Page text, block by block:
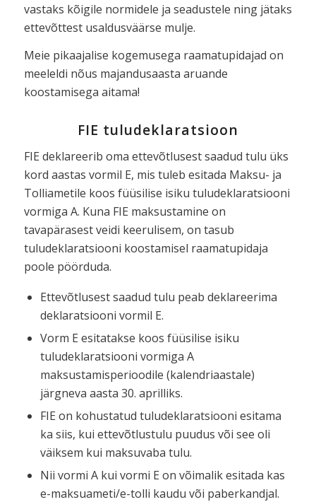
vastaks kõigile normidele ja seadustele ning jätaks
ettevõttest usaldusväärse mulje.
Meie pikaajalise kogemusega raamatupidajad on
meeleldi nõus majandusaasta aruande
koostamisega aitama!
FIE tuludeklaratsioon
FIE deklareerib oma ettevõtlusest saadud tulu üks
kord aastas vormil E, mis tuleb esitada Maksu- ja
Tolliametile koos füüsilise isiku tuludeklaratsiooni
vormiga A. Kuna FIE maksustamine on
tavapärasest veidi keerulisem, on tasub
tuludeklaratsiooni koostamisel raamatupidaja
poole pöörduda.
Ettevõtlusest saadud tulu peab deklareerima
deklaratsiooni vormil E.
Vorm E esitatakse koos füüsilise isiku
tuludeklaratsiooni vormiga A
maksustamisperioodile (kalendriaastale)
järgneva aasta 30. aprilliks.
FIE on kohustatud tuludeklaratsiooni esitama
ka siis, kui ettevõtlustulu puudus või see oli
väiksem kui maksuvaba tulu.
Nii vormi A kui vormi E on võimalik esitada kas
e-maksuameti/e-tolli kaudu või paberkandjal.